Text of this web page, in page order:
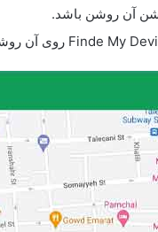
آن روشن باشد.